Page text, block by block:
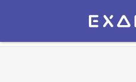
Экзамер — ЕГЭ 2027